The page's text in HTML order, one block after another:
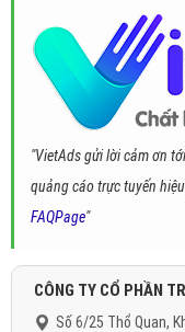
"VietAds gửi lời cảm ơn
quảng cáo trực tuyến
FAQPage"
CÔNG TY CỔ PHẦN
Số 6/25 Thổ Quan,